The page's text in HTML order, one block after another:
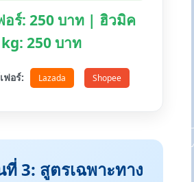
อร์: 250 บาท | ฮิวมิค
250 บาท
ฟอร์: Lazada Shopee
3: สูตรเฉพาะทาง